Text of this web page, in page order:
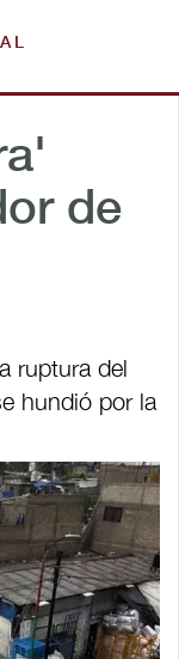
de
ruptura del
hundió por la